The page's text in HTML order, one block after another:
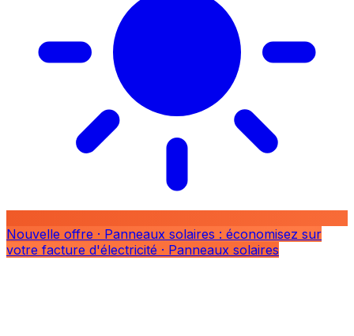
Nouvelle offre · Panneaux solaires : économisez sur
votre facture d'électricité · Panneaux solaires